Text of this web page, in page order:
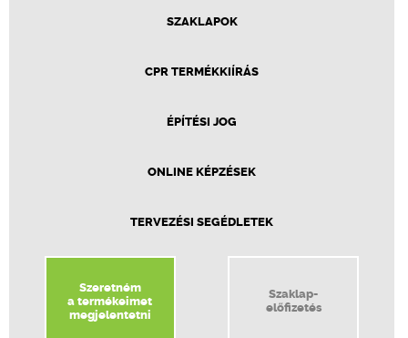
SZAKLAPOK
CPR TERMÉKKIÍRÁS
ÉPÍTÉSI JOG
ONLINE KÉPZÉSEK
TERVEZÉSI SEGÉDLETEK
Szeretném
a termékeimet
megjelentetni
Szaklap-
előfizetés